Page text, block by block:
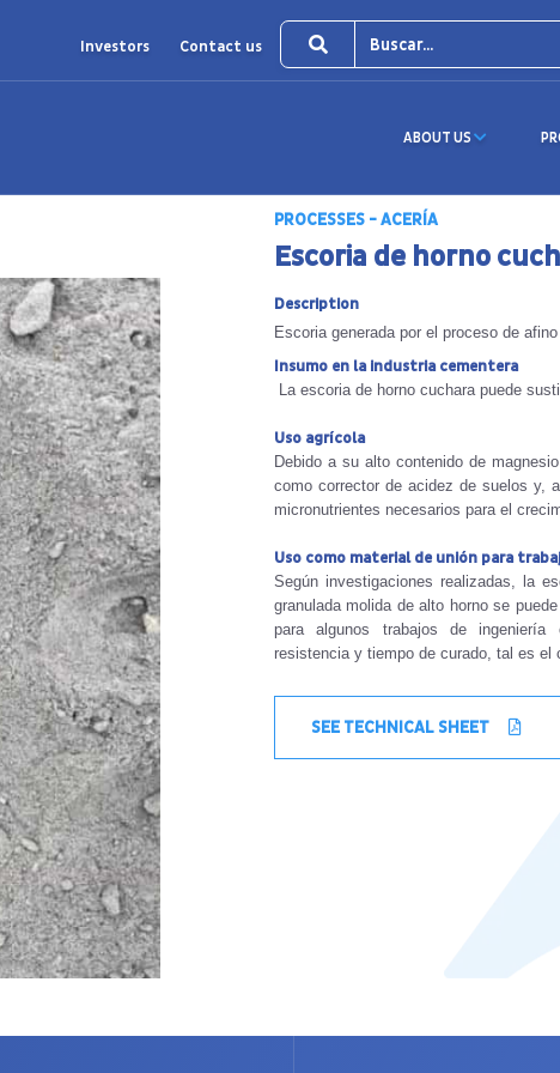
Investors Contact us
ABOUT US
PROCESSES - ACERÍA
Escoria de horno
Description
Escoria generada por el proceso de
Insumo en la industria cementera
La escoria de horno cuchara puede
Uso agrícola
Debido a su alto contenido de
como corrector de acidez de suelos y,
micronutrientes necesarios para el
Uso como material de unión para
Según investigaciones realizadas, la
granulada molida de alto horno se
para algunos trabajos de
resistencia y tiempo de curado, tal es el
SEE TECHNICAL SHEET